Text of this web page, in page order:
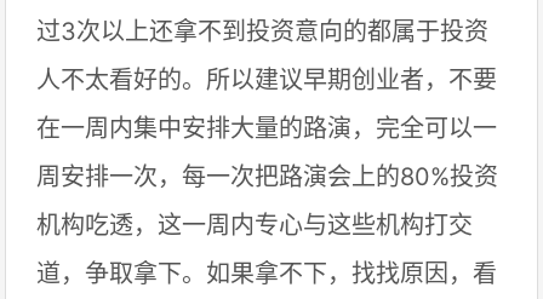
过3次以上还拿不到投资意向的都属于投资
人不太看好的。所以建议早期创业者，不要
在一周内集中安排大量的路演，完全可以一
周安排一次，每一次把路演会上的80%投资
机构吃透，这一周内专心与这些机构打交
道，争取拿下。如果拿不下，找找原因，看